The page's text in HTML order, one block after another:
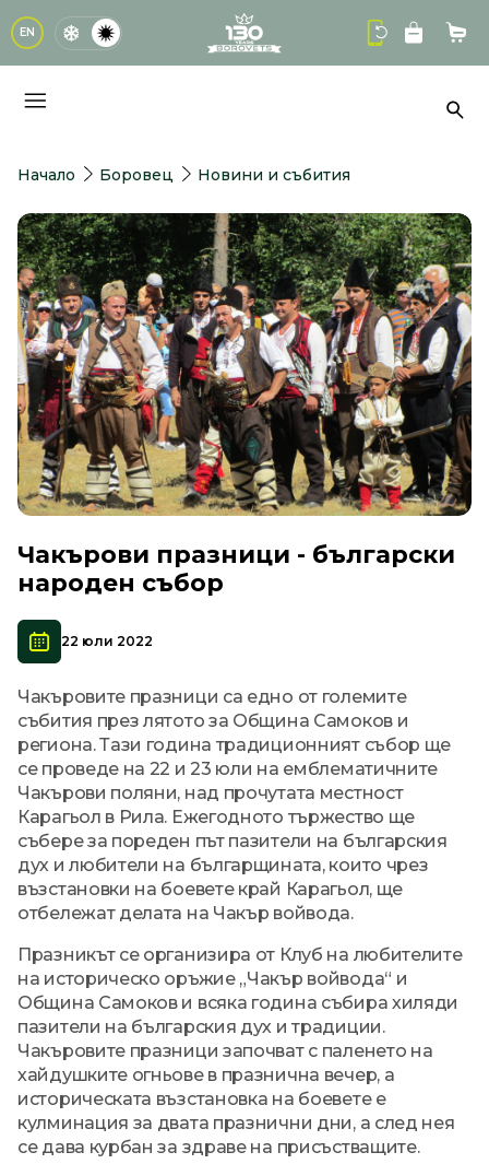
EN logo
Начало Боровец Новини и събития
Чакърови празници - български
народен събор
22 юли 2022
Чакъровите празници са едно от големите
събития през лятото за Община Самоков и
региона. Тази година традиционният събор ще
се проведе на 22 и 23 юли на емблематичните
Чакърови поляни, над прочутата местност
Карагьол в Рила. Ежегодното тържество ще
събере за пореден път пазители на българския
дух и любители на българщината, които чрез
възстановки на боевете край Карагьол, ще
отбележат делата на Чакър войвода.
Празникът се организира от Клуб на любителите
на историческо оръжие „Чакър войвода“ и
Община Самоков и всяка година събира хиляди
пазители на българския дух и традиции.
Чакъровите празници започват с паленето на
хайдушките огньове в празнична вечер, а
историческата възстановка на боевете е
кулминация за двата празнични дни, а след нея
се дава курбан за здраве на присъстващите.